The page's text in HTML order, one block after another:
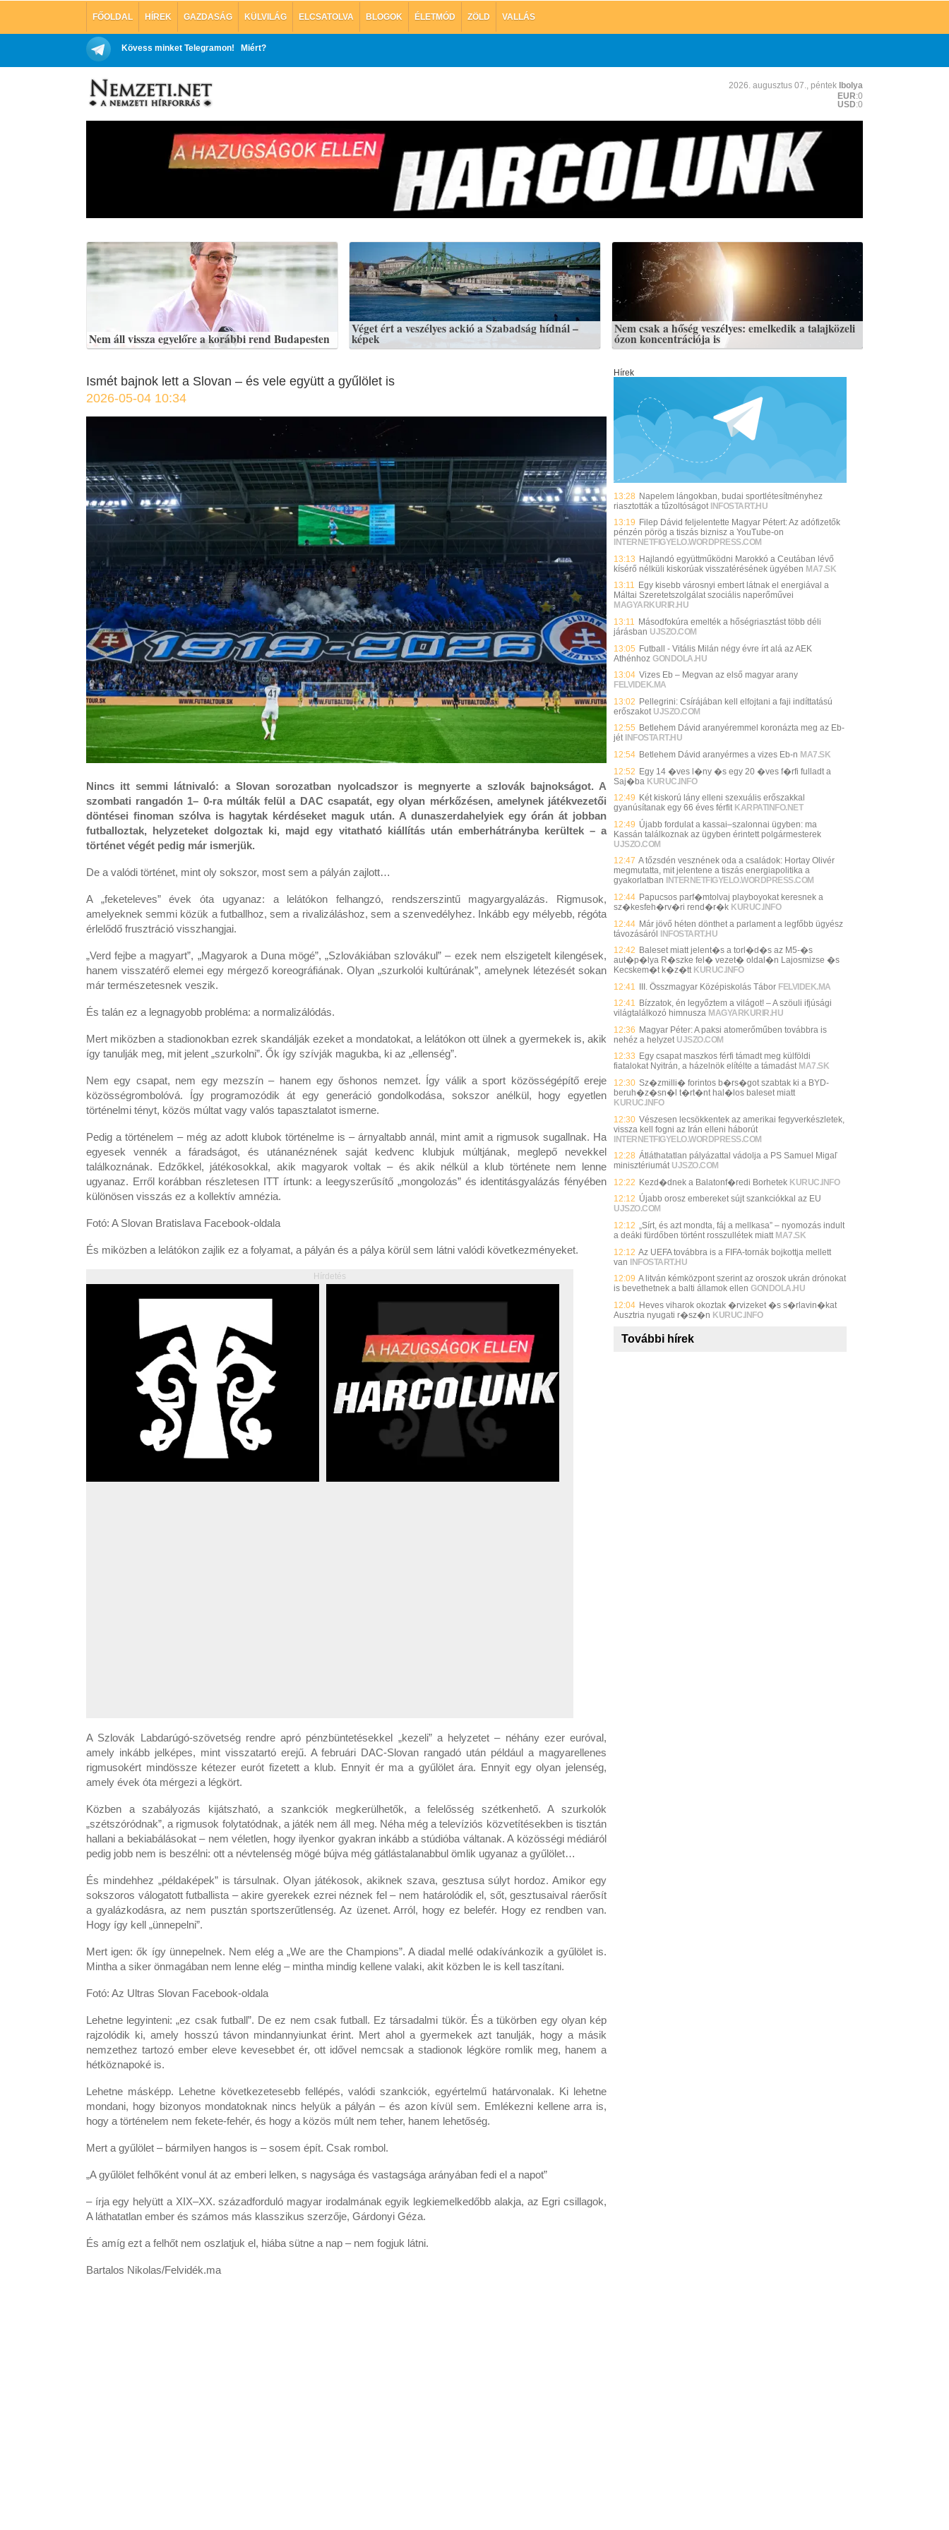
FŐOLDAL HÍREK GAZDASÁG KÜLVILÁG ELCSATOLVA BLOGOK ÉLETMÓD ZÖLD VALLÁS
Kövess minket Telegramon! Miért?
2026. augusztus 07., péntek Ibolya
EUR:0
USD:0
Nem áll vissza egyelőre a korábbi rend Budapesten
Véget ért a veszélyes ackió a Szabadság hídnál –
képek
Nem csak a hőség veszélyes: emelkedik a talajközeli
ózon koncentrációja is
Ismét bajnok lett a Slovan – és vele együtt a gyűlölet is
2026-05-04 10:34
Nincs itt semmi látnivaló: a Slovan sorozatban nyolcadszor is megnyerte a szlovák bajnokságot. A
szombati rangadón 1– 0-ra múlták felül a DAC csapatát, egy olyan mérkőzésen, amelynek játékvezetői
döntései finoman szólva is hagytak kérdéseket maguk után. A dunaszerdahelyiek egy órán át jobban
futballoztak, helyzeteket dolgoztak ki, majd egy vitatható kiállítás után emberhátrányba kerültek – a
történet végét pedig már ismerjük.
De a valódi történet, mint oly sokszor, most sem a pályán zajlott…
A „feketeleves” évek óta ugyanaz: a lelátókon felhangzó, rendszerszintű magyargyalázás. Rigmusok,
amelyeknek semmi közük a futballhoz, sem a rivalizáláshoz, sem a szenvedélyhez. Inkább egy mélyebb, régóta
érlelődő frusztráció visszhangjai.
„Verd fejbe a magyart”, „Magyarok a Duna mögé”, „Szlovákiában szlovákul” – ezek nem elszigetelt kilengések,
hanem visszatérő elemei egy mérgező koreográfiának. Olyan „szurkolói kultúrának”, amelynek létezését sokan
már természetesnek veszik.
És talán ez a legnagyobb probléma: a normalizálódás.
Mert miközben a stadionokban ezrek skandálják ezeket a mondatokat, a lelátókon ott ülnek a gyermekek is, akik
így tanulják meg, mit jelent „szurkolni”. Ők így szívják magukba, ki az „ellenség”.
Nem egy csapat, nem egy mezszín – hanem egy őshonos nemzet. Így válik a sport közösségépítő ereje
közösségrombolóvá. Így programozódik át egy generáció gondolkodása, sokszor anélkül, hogy egyetlen
történelmi tényt, közös múltat vagy valós tapasztalatot ismerne.
Pedig a történelem – még az adott klubok történelme is – árnyaltabb annál, mint amit a rigmusok sugallnak. Ha
egyesek vennék a fáradságot, és utánanéznének saját kedvenc klubjuk múltjának, meglepő nevekkel
találkoznának. Edzőkkel, játékosokkal, akik magyarok voltak – és akik nélkül a klub története nem lenne
ugyanaz. Erről korábban részletesen ITT írtunk: a leegyszerűsítő „mongolozás” és identitásgyalázás fényében
különösen visszás ez a kollektív amnézia.
Fotó: A Slovan Bratislava Facebook-oldala
És miközben a lelátókon zajlik ez a folyamat, a pályán és a pálya körül sem látni valódi következményeket.
Hírdetés
A Szlovák Labdarúgó-szövetség rendre apró pénzbüntetésekkel „kezeli” a helyzetet – néhány ezer euróval,
amely inkább jelképes, mint visszatartó erejű. A februári DAC-Slovan rangadó után például a magyarellenes
rigmusokért mindössze kétezer eurót fizetett a klub. Ennyit ér ma a gyűlölet ára. Ennyit egy olyan jelenség,
amely évek óta mérgezi a légkört.
Közben a szabályozás kijátszható, a szankciók megkerülhetők, a felelősség szétkenhető. A szurkolók
„szétszóródnak”, a rigmusok folytatódnak, a játék nem áll meg. Néha még a televíziós közvetítésekben is tisztán
hallani a bekiabálásokat – nem véletlen, hogy ilyenkor gyakran inkább a stúdióba váltanak. A közösségi médiáról
pedig jobb nem is beszélni: ott a névtelenség mögé bújva még gátlástalanabbul ömlik ugyanaz a gyűlölet…
És mindehhez „példaképek” is társulnak. Olyan játékosok, akiknek szava, gesztusa súlyt hordoz. Amikor egy
sokszoros válogatott futballista – akire gyerekek ezrei néznek fel – nem határolódik el, sőt, gesztusaival ráerősít
a gyalázkodásra, az nem pusztán sportszerűtlenség. Az üzenet. Arról, hogy ez belefér. Hogy ez rendben van.
Hogy így kell „ünnepelni”.
Mert igen: ők így ünnepelnek. Nem elég a „We are the Champions”. A diadal mellé odakívánkozik a gyűlölet is.
Mintha a siker önmagában nem lenne elég – mintha mindig kellene valaki, akit közben le is kell taszítani.
Fotó: Az Ultras Slovan Facebook-oldala
Lehetne legyinteni: „ez csak futball”. De ez nem csak futball. Ez társadalmi tükör. És a tükörben egy olyan kép
rajzolódik ki, amely hosszú távon mindannyiunkat érint. Mert ahol a gyermekek azt tanulják, hogy a másik
nemzethez tartozó ember eleve kevesebbet ér, ott idővel nemcsak a stadionok légköre romlik meg, hanem a
hétköznapoké is.
Lehetne másképp. Lehetne következetesebb fellépés, valódi szankciók, egyértelmű határvonalak. Ki lehetne
mondani, hogy bizonyos mondatoknak nincs helyük a pályán – és azon kívül sem. Emlékezni kellene arra is,
hogy a történelem nem fekete-fehér, és hogy a közös múlt nem teher, hanem lehetőség.
Mert a gyűlölet – bármilyen hangos is – sosem épít. Csak rombol.
„A gyűlölet felhőként vonul át az emberi lelken, s nagysága és vastagsága arányában fedi el a napot”
– írja egy helyütt a XIX–XX. századforduló magyar irodalmának egyik legkiemelkedőbb alakja, az Egri csillagok,
A láthatatlan ember és számos más klasszikus szerzője, Gárdonyi Géza.
És amíg ezt a felhőt nem oszlatjuk el, hiába sütne a nap – nem fogjuk látni.
Bartalos Nikolas/Felvidék.ma
Hírek
13:28 Napelem lángokban, budai sportlétesítményhez
riasztották a tűzoltóságot INFOSTART.HU
13:19 Filep Dávid feljelentette Magyar Pétert: Az adófizetők
pénzén pörög a tiszás biznisz a YouTube-on
INTERNETFIGYELO.WORDPRESS.COM
13:13 Hajlandó együttműködni Marokkó a Ceutában lévő
kísérő nélküli kiskorúak visszatérésének ügyében MA7.SK
13:11 Egy kisebb városnyi embert látnak el energiával a
Máltai Szeretetszolgálat szociális naperőművei
MAGYARKURIR.HU
13:11 Másodfokúra emelték a hőségriasztást több déli
járásban UJSZO.COM
13:05 Futball - Vitális Milán négy évre írt alá az AEK
Athénhoz GONDOLA.HU
13:04 Vizes Eb – Megvan az első magyar arany
FELVIDEK.MA
13:02 Pellegrini: Csírájában kell elfojtani a faji indíttatású
erőszakot UJSZO.COM
12:55 Betlehem Dávid aranyéremmel koronázta meg az Eb-
jét INFOSTART.HU
12:54 Betlehem Dávid aranyérmes a vizes Eb-n MA7.SK
12:52 Egy 14 �ves l�ny �s egy 20 �ves f�rfi fulladt a
Saj�ba KURUC.INFO
12:49 Két kiskorú lány elleni szexuális erőszakkal
gyanúsítanak egy 66 éves férfit KARPATINFO.NET
12:49 Újabb fordulat a kassai–szalonnai ügyben: ma
Kassán találkoznak az ügyben érintett polgármesterek
UJSZO.COM
12:47 A tőzsdén vesznének oda a családok: Hortay Olivér
megmutatta, mit jelentene a tiszás energiapolitika a
gyakorlatban
INTERNETFIGYELO.WORDPRESS.COM
12:44 Papucsos parf�mtolvaj playboyokat keresnek a
sz�kesfeh�rv�ri rend�r�k KURUC.INFO
12:44 Már jövő héten dönthet a parlament a legfőbb ügyész
távozásáról INFOSTART.HU
12:42 Baleset miatt jelent�s a torl�d�s az M5-�s
aut�p�lya R�szke fel� vezet� oldal�n Lajosmizse �s
Kecskem�t k�z�tt KURUC.INFO
12:41
III. Összmagyar Középiskolás Tábor FELVIDEK.MA
12:41 Bízzatok, én legyőztem a világot! – A szöuli ifjúsági
világtalálkozó himnusza MAGYARKURIR.HU
12:36 Magyar Péter: A paksi atomerőműben továbbra is
nehéz a helyzet UJSZO.COM
12:33 Egy csapat maszkos férfi támadt meg külföldi
fiatalokat Nyitrán, a házelnök elítélte a támadást MA7.SK
12:30 Sz�zmilli� forintos b�rs�got szabtak ki a BYD-
beruh�z�sn�l t�rt�nt hal�los baleset miatt
KURUC.INFO
12:30 Vészesen lecsökkentek az amerikai fegyverkészletek,
vissza kell fogni az Irán elleni háborút
INTERNETFIGYELO.WORDPRESS.COM
12:28 Átláthatatlan pályázattal vádolja a PS Samuel Migaľ
minisztériumát UJSZO.COM
12:22 Kezd�dnek a Balatonf�redi Borhetek KURUC.INFO
12:12 Újabb orosz embereket sújt szankciókkal az EU
UJSZO.COM
12:12 „Sírt, és azt mondta, fáj a mellkasa” – nyomozás indult
a deáki fürdőben történt rosszullétek miatt MA7.SK
12:12 Az UEFA továbbra is a FIFA-tornák bojkottja mellett
van INFOSTART.HU
12:09 A litván kémközpont szerint az oroszok ukrán drónokat
is bevethetnek a balti államok ellen GONDOLA.HU
12:04 Heves viharok okoztak �rvizeket �s s�rlavin�kat
Ausztria nyugati r�sz�n KURUC.INFO
További hírek